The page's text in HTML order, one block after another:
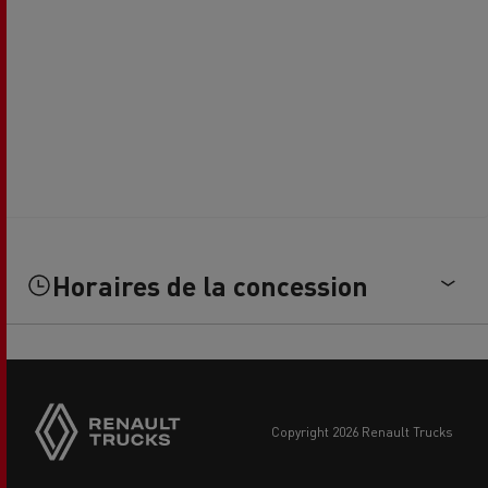
Horaires de la concession
buttons
copyright 2026 Renault Trucks